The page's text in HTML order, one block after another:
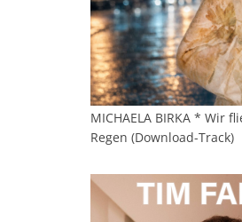
MICHAELA BIRKA * Wir
Regen (Download-Track)